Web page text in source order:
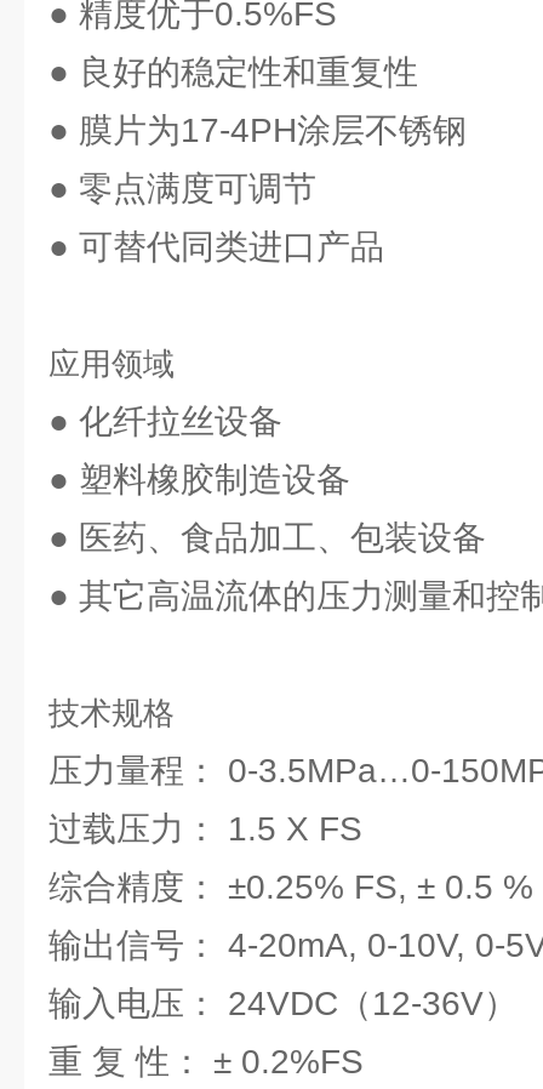
● 精度优于0.5%FS
● 良好的稳定性和重复性
● 膜片为17-4PH涂层不锈钢
● 零点满度可调节
● 可替代同类进口产品
应用领域
● 化纤拉丝设备
● 塑料橡胶制造设备
● 医药、食品加工、包装设备
● 其它高温流体的压力测量和控
技术规格
压力量程： 0-3.5MPa…0-
过载压力：
综合精度： ±0.25% FS, ± 0.5 %
输出信号： 4-20mA, 0-10V, 0-
输入电压： 24VDC（12-36V）
重 复 性： ± 0.2%FS